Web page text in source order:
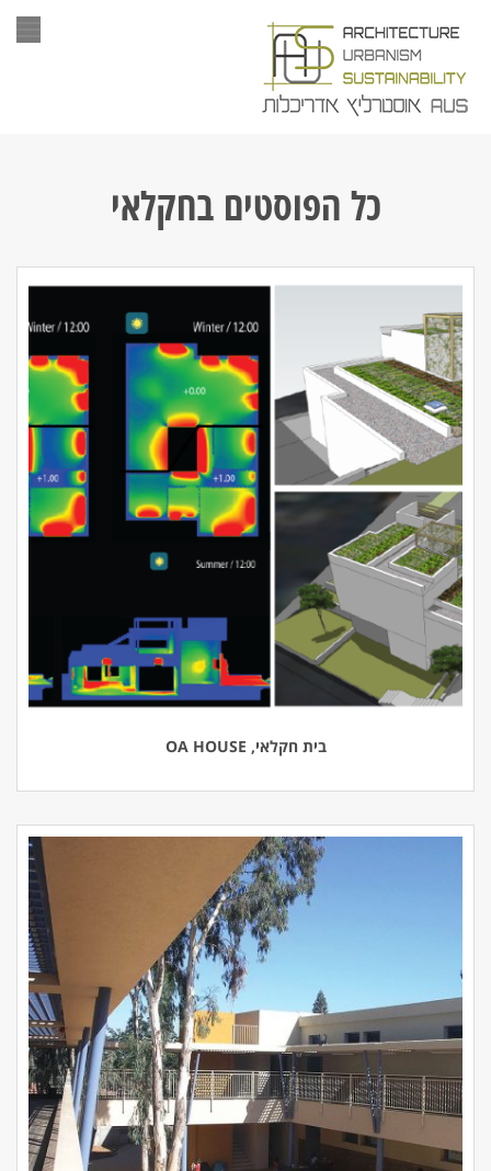
כל הפוסטים בחקלאי
בית חקלאי, OA HOUSE